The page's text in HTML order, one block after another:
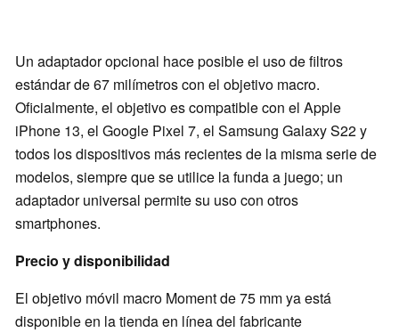
Un adaptador opcional hace posible el uso de filtros
estándar de 67 milímetros con el objetivo macro.
Oficialmente, el objetivo es compatible con el Apple
iPhone 13, el Google Pixel 7, el Samsung Galaxy S22 y
todos los dispositivos más recientes de la misma serie de
modelos, siempre que se utilice la funda a juego; un
adaptador universal permite su uso con otros
smartphones.
Precio y disponibilidad
El objetivo móvil macro Moment de 75 mm ya está
disponible en la tienda en línea del fabricante